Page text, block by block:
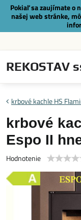
Pokiaľ sa zaujímate o
našej web stránke,
REKOSTAV
krbové kachle HS
krbové
Espo II
Hodnotenie